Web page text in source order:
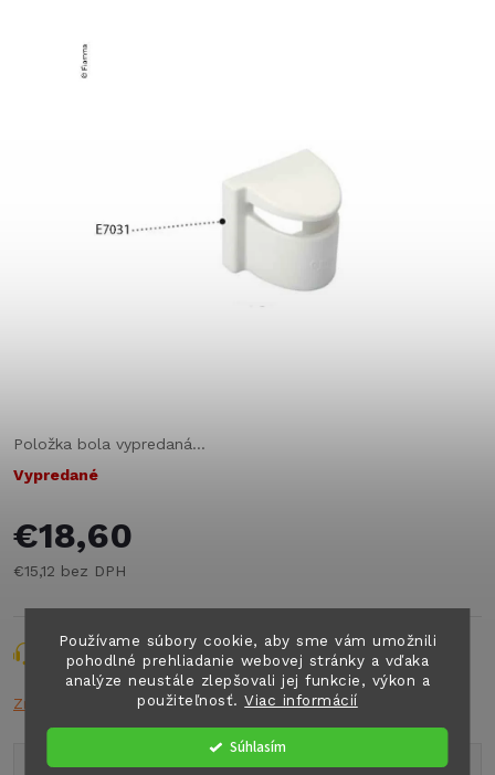
Používame súbory cookie, aby sme vám umožnili
pohodlné prehliadanie webovej stránky a vďaka
analýze neustále zlepšovali jej funkcie, výkon a
použiteľnosť.Viac informácií
Súhlasím
Položka bola vypredaná…
Vypredané
€18,60
€15,12 bez DPH
Opýtať sa Strážiť Zdieľať
Značka:
Popis produktu